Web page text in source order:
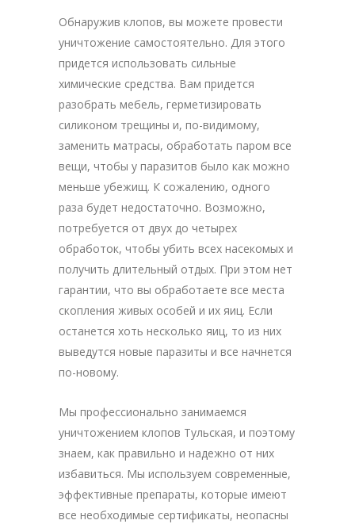
Обнаружив клопов, вы можете провести
уничтожение самостоятельно. Для этого
придется использовать сильные
химические средства. Вам придется
разобрать мебель, герметизировать
силиконом трещины и, по-видимому,
заменить матрасы, обработать паром все
вещи, чтобы у паразитов было как можно
меньше убежищ. К сожалению, одного
раза будет недостаточно. Возможно,
потребуется от двух до четырех
обработок, чтобы убить всех насекомых и
получить длительный отдых. При этом нет
гарантии, что вы обработаете все места
скопления живых особей и их яиц. Если
останется хоть несколько яиц, то из них
выведутся новые паразиты и все начнется
по-новому.
Мы профессионально занимаемся
уничтожением клопов Тульская, и поэтому
знаем, как правильно и надежно от них
избавиться. Мы используем современные,
эффективные препараты, которые имеют
все необходимые сертификаты, неопасны